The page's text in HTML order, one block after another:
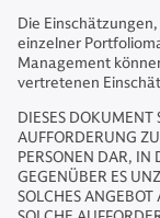
Die
einzelner
Management
vertretenen
DIESES DOKUMENT
AUFFORDERUNG
PERSONEN DAR, IN
GEGENÜBER ES
SOLCHES